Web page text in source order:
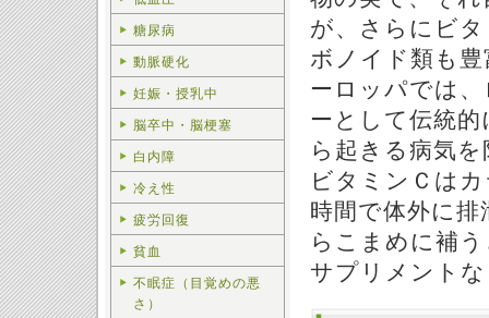
が、さらにビ
ボノイド類も
ーロッパでは
ーとして伝統
ら起きる病気
ビタミンＣは
時間で体外に
らこまめに補
サプリメント
糖尿病
動脈硬化
妊娠・授乳中
脳卒中・脳梗塞
白内障
冷え性
疲労回復
貧血
不眠症（目覚めの悪
さ）